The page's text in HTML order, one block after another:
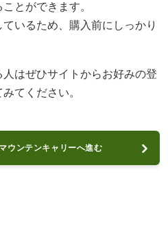
とができます。
いるため、購入前にしっかり
はぜひサイトからお好みの登
てください。
ウンテンキャリーへ進む